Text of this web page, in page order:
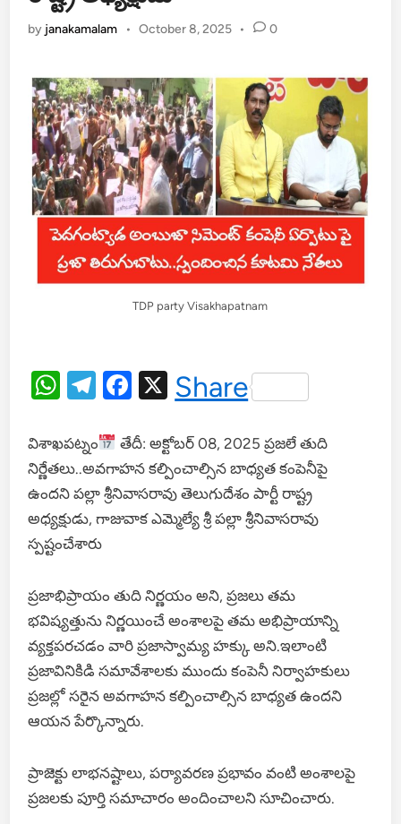
by janakamalam • October 8, 2025 • 0
TDP party Visakhapatnam
WhatsApp
Telegram
Facebook
X
Share
విశాఖపట్నం
తేదీ: అక్టోబర్ 08, 2025 ప్రజలే తుది
నిర్ణేతలు..అవగాహన కల్పించాల్సిన బాధ్యత కంపెనీపై
ఉందని పల్లా శ్రీనివాసరావు తెలుగుదేశం పార్టీ రాష్ట్ర
అధ్యక్షుడు, గాజువాక ఎమ్మెల్యే శ్రీ పల్లా శ్రీనివాసరావు
స్పష్టంచేశారు
ప్రజాభిప్రాయం తుది నిర్ణయం అని, ప్రజలు తమ
భవిష్యత్తును నిర్ణయించే అంశాలపై తమ అభిప్రాయాన్ని
వ్యక్తపరచడం వారి ప్రజాస్వామ్య హక్కు అని.ఇలాంటి
ప్రజావినికిడి సమావేశాలకు ముందు కంపెనీ నిర్వాహకులు
ప్రజల్లో సరైన అవగాహన కల్పించాల్సిన బాధ్యత ఉందని
ఆయన పేర్కొన్నారు.
ప్రాజెక్టు లాభనష్టాలు, పర్యావరణ ప్రభావం వంటి అంశాలపై
ప్రజలకు పూర్తి సమాచారం అందించాలని సూచించారు.